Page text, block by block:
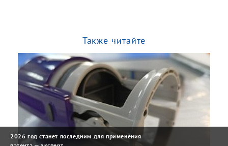
Также читайте
2026 год станет последним для применения